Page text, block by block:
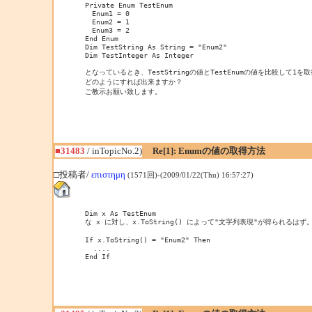
Private Enum TestEnum
Enum1 = 0
Enum2 = 1
Enum3 = 2
End Enum
Dim TestString As String = "Enum2"
Dim TestInteger As Integer
となっているとき、TestStringの値とTestEnumの値を比較して1を取
どのようにすれば出来ますか？
ご教示お願い致します。
■31483 / inTopicNo.2)
Re[1]: Enumの値の取得方法
□投稿者/ επιστημη (1571回)-(2009/01/22(Thu) 16:57:27)
Dim x As TestEnum
な x に対し、x.ToString() によって"文字列表現"が得られるはず。
If x.ToString() = "Enum2" Then
End If